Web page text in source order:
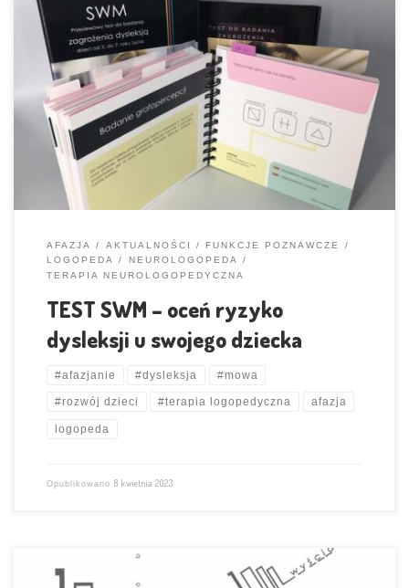
Test SWM – przesiewowy test do badania zagrożenia dysleksją dzieci od
3. do 7 roku życia W teście znajdują się zadania służące do: – badania
dominacji stronnej (obiekt badania: ręka, oko, ucho, noga), – badania
funkcji słuchowych (powtarzanie podanych samogłosek, sylab i
wyrazów), – badania funkcji wzrokowych: analiza oraz […]
AFAZJA AKTUALNOŚCI
FUNKCJE POZNAWCZE
LOGOPEDA
NEUROLOGOPEDA
TERAPIA NEUROLOGOPEDYCZNA
TEST SWM – oceń ryzyko
dysleksji u swojego dziecka
#afazjanie #dysleksja #mowa
#rozwój dzieci #terapia logopedyczna afazja
logopeda
Opublikowano 8 kwietnia 2023